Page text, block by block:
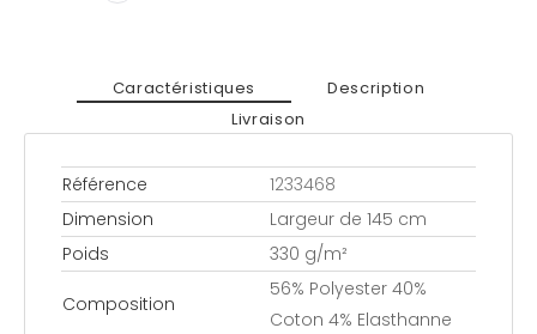
Caractéristiques
Description
Livraison
Référence
1233468
Dimension
Largeur de 145 cm
Poids
330 g/m²
Composition
56% Polyester 40%
Coton 4% Elasthanne